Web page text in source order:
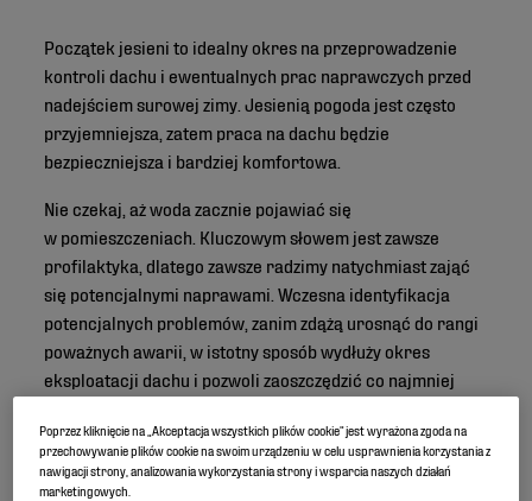
Początek jesieni to idealny okres na przeprowadzenie
kontroli dachu i ewentualnych prac naprawczych przed
nadejściem surowej zimy. Jesienią pogoda jest często
przyjemniejsza, zatem praca na dachu będzie
bezpieczniejsza i bardziej komfortowa.
Nie czekaj, aż woda zacznie pojawiać się
w pomieszczeniach. Kluczowym słowem jest zawsze
profilaktyka, dlatego zawsze radzimy natychmiast zająć
się potencjalnymi naprawami. Wczesna identyfikacja
potencjalnych problemów, zanim zdążą urosnąć do rangi
poważnych awarii, w istotny sposób wydłuży okres
eksploatacji dachu i pozwoli zaoszczędzić co najmniej
Oto kilka wskazówek, o których warto pamiętać podczas
jesiennej kontroli dachu:
Poprzez kliknięcie na „Akceptacja wszystkich plików cookie” jest wyrażona zgoda na
przechowywanie plików cookie na swoim urządzeniu w celu usprawnienia korzystania z
nawigacji strony, analizowania wykorzystania strony i wsparcia naszych działań
marketingowych.